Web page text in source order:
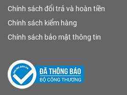
Chính sách đổi trả và hoàn tiền
Chính sách kiểm hàng
Chính sách bảo mật thông tin